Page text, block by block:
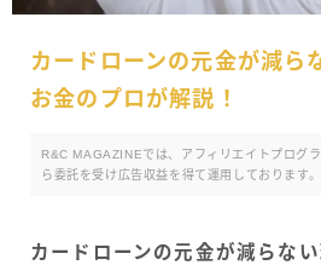
カードローンの元金が減ら
お金のプロが解説！
R&C MAGAZINEでは、アフィリエイトプログ
ら委託を受け広告収益を得て運用しております。
カードローンの元金が減らない